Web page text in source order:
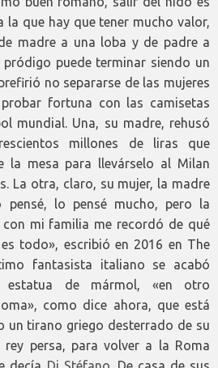
la que hay que tener mucho valor,
madre a una loba y de padre a
puede terminar siendo un
no separarse de las mujeres
fortuna con las camisetas
mundial. Una, su madre, rehusó
millones de liras que
la mesa para llevárselo al Milan
La otra, claro, su mujer, la madre
pensé, lo pensé mucho, pero la
con mi familia me recordó de qué
todo», escribió en 2016 en The
fantasista italiano se acabó
estatua de mármol, «en otro
como dice ahora, que está
un tirano griego desterrado de su
persa, para volver a la Roma